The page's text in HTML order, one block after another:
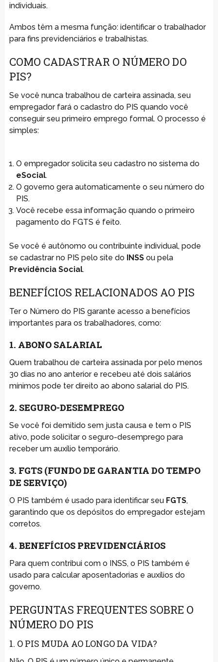
individuais.
Ambos têm a mesma função: identificar o trabalhador
para fins previdenciários e trabalhistas.
COMO CADASTRAR O NÚMERO DO
PIS?
Se você nunca trabalhou de carteira assinada, seu
empregador fará o cadastro do PIS quando você
conseguir seu primeiro emprego formal. O processo é
simples:
O empregador solicita seu cadastro no sistema do
eSocial.
O governo gera automaticamente o seu número do
PIS.
Você recebe essa informação quando o primeiro
pagamento do FGTS é feito.
Se você é autônomo ou contribuinte individual, pode
se cadastrar no PIS pelo site do INSSou pela
Previdência Social.
BENEFÍCIOS RELACIONADOS AO PIS
Ter o Número do PIS garante acesso a benefícios
importantes para os trabalhadores, como:
1. ABONO SALARIAL
Quem trabalhou de carteira assinada por pelo menos
30 dias no ano anterior e recebeu até dois salários
mínimos pode ter direito ao abono salarial do PIS.
2. SEGURO-DESEMPREGO
Se você foi demitido sem justa causa e tem o PIS
ativo, pode solicitar o seguro-desemprego para
receber um auxílio temporário.
3. FGTS (FUNDO DE GARANTIA DO TEMPO
DE SERVIÇO)
O PIS também é usado para identificar seu FGTS,
garantindo que os depósitos do empregador estejam
corretos.
4. BENEFÍCIOS PREVIDENCIÁRIOS
Para quem contribui com o INSS, o PIS também é
usado para calcular aposentadorias e auxílios do
governo.
PERGUNTAS FREQUENTES SOBRE O
NÚMERO DO PIS
1. O PIS MUDA AO LONGO DA VIDA?